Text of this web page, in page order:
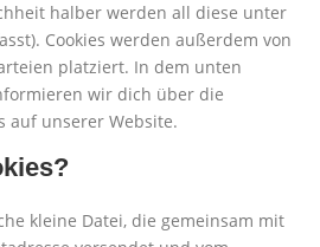
halber werden all diese unter
Cookies werden außerdem von
platziert. In dem unten
wir dich über die
auf unserer Website.
kleine Datei, die gemeinsam mit